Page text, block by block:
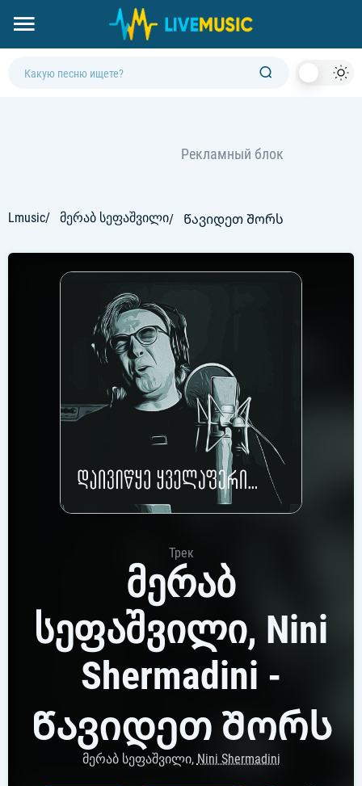
Lmusic მერაბ სეფაშვილი Წავიდეთ Შორს
Трек
მერაბ
სეფაშვილი, Nini
Shermadini -
Წავიდეთ Შორს
მერაბ სეფაშვილი, Nini Shermadini